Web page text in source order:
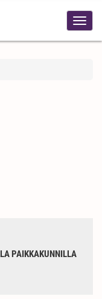
PAIKKAKUNNILLA